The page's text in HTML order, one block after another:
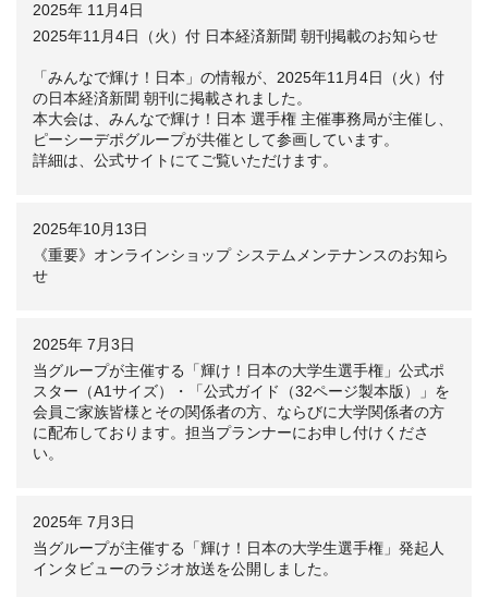
2025年 11月4日
2025年11月4日（火）付 日本経済新聞 朝刊掲載のお知らせ
「みんなで輝け！日本」の情報が、2025年11月4日（火）付
の日本経済新聞 朝刊に掲載されました。
本大会は、みんなで輝け！日本 選手権 主催事務局が主催し、
ピーシーデポグループが共催として参画しています。
詳細は、公式サイトにてご覧いただけます。
2025年10月13日
《重要》オンラインショップ システムメンテナンスのお知ら
せ
2025年 7月3日
当グループが主催する「輝け！日本の大学生選手権」公式ポ
スター（A1サイズ）・「公式ガイド（32ページ製本版）」を
会員ご家族皆様とその関係者の方、ならびに大学関係者の方
に配布しております。担当プランナーにお申し付けくださ
い。
2025年 7月3日
当グループが主催する「輝け！日本の大学生選手権」発起人
インタビューのラジオ放送を公開しました。